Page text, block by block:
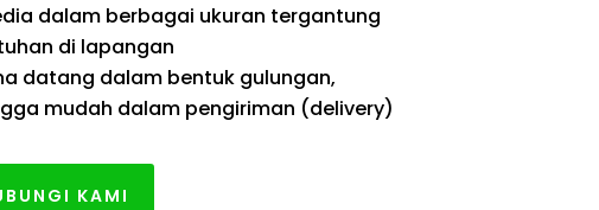
dalam berbagai ukuran tergantung
di lapangan
datang dalam bentuk gulungan,
mudah dalam pengiriman (delivery)
KAMI